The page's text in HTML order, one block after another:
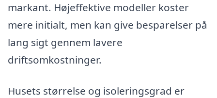
markant. Højeffektive modeller koster
mere initialt, men kan give besparelser på
lang sigt gennem lavere
driftsomkostninger.
Husets størrelse og isoleringsgrad er